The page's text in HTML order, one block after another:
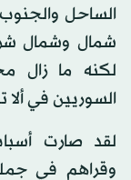
الساحل
شمال وشمال
لكنه ما زال
السوريين في
لقد صارت
وقراهم في